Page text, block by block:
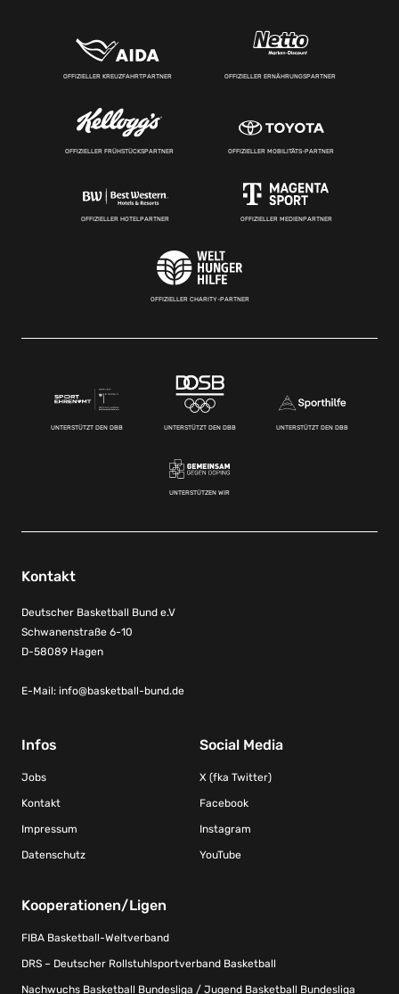
OFFIZIELLER KREUZFAHRTPARTNER OFFIZIELLER ERNÄHRUNGSPARTNER
OFFIZIELLER FRÜHSTÜCKSPARTNER OFFIZIELLER MOBILITÄTS-PARTNER
OFFIZIELLER HOTELPARTNER OFFIZIELLER MEDIENPARTNER
OFFIZIELLER CHARITY-PARTNER
UNTERSTÜTZT DEN DBB UNTERSTÜTZT DEN DBB UNTERSTÜTZT DEN DBB
UNTERSTÜTZEN WIR
Kontakt
Deutscher Basketball Bund e.V
Schwanenstraße 6-10
D-58089 Hagen
E-Mail: info@basketball-bund.de
Infos
Jobs
Kontakt
Impressum
Datenschutz
Social Media
X (fka Twitter)
Facebook
Instagram
YouTube
Kooperationen/Ligen
FIBA Basketball-Weltverband
DRS – Deutscher Rollstuhlsportverband Basketball
Nachwuchs Basketball Bundesliga / Jugend Basketball Bundesliga